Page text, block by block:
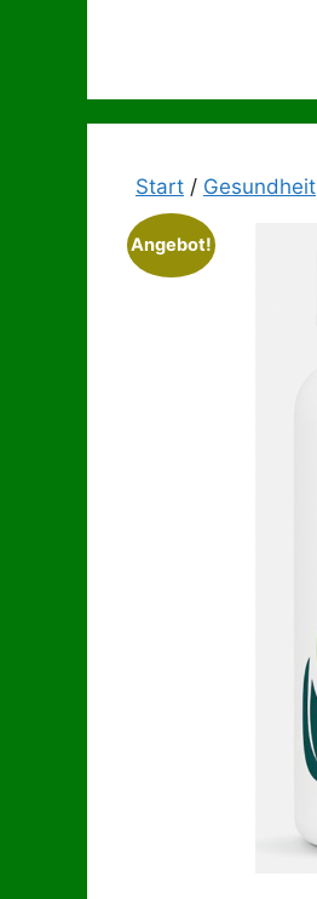
Start / Gesundheit
Angebot!